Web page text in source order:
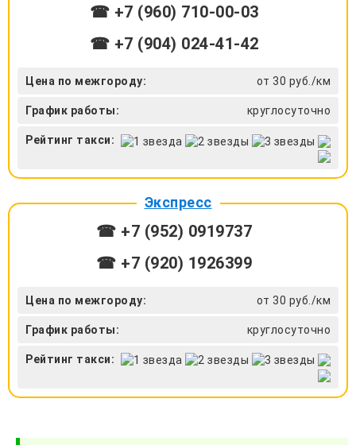
☎ +7 (960) 710-00-03
☎ +7 (904) 024-41-42
Цена по межгороду: от 30 руб./км
График работы: круглосуточно
Рейтинг такси:
Экспресс
☎ +7 (952) 0919737
☎ +7 (920) 1926399
Цена по межгороду: от 30 руб./км
График работы: круглосуточно
Рейтинг такси: